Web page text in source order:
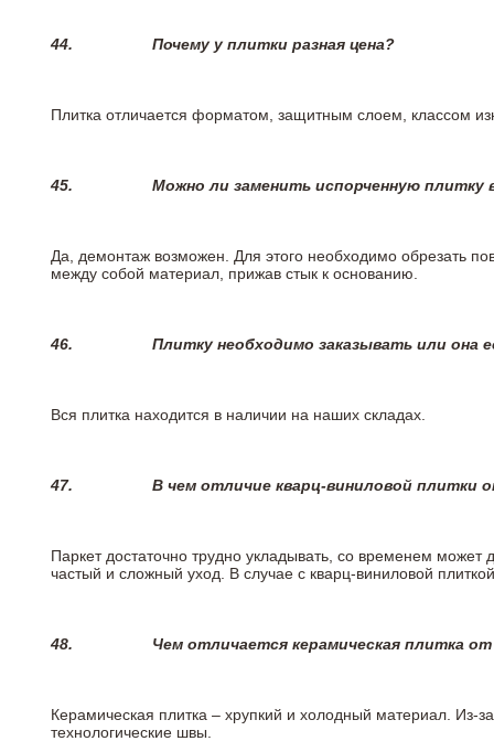
44. Почему у плитки разная цена?
Плитка отличается форматом, защитным слоем, классом
45. Можно ли заменить испорченную плитку
Да, демонтаж возможен. Для этого необходимо обрезать
между собой материал, прижав стык к основанию.
46. Плитку необходимо заказывать или она
Вся плитка находится в наличии на наших складах.
47. В чем отличие кварц-виниловой плитки
Паркет достаточно трудно укладывать, со временем
частый и сложный уход. В случае с кварц-виниловой
48. Чем отличается керамическая плитка
Керамическая плитка – хрупкий и холодный материал. Из-
технологические швы.